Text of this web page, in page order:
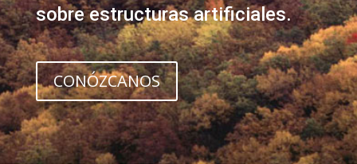
sobre estructuras artificiales.
CONÓZCANOS